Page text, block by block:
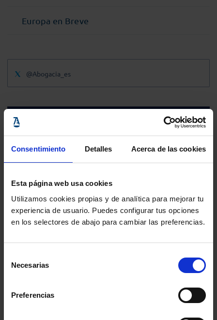
Consentimiento Detalles Acerca de las cookies
Esta página web usa cookies
Utilizamos cookies propias y de analítica para mejorar tu
experiencia de usuario. Puedes configurar tus opciones
en los selectores de abajo para cambiar las preferencias.
Necesarias
Preferencias
Europa en Breve
@Abogacia_es